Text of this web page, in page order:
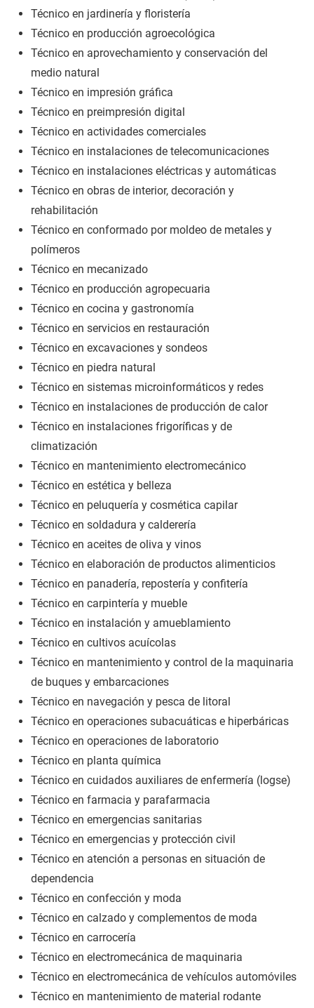
Técnico en jardinería y floristería
Técnico en producción agroecológica
Técnico en aprovechamiento y conservación del
medio natural
Técnico en impresión gráfica
Técnico en preimpresión digital
Técnico en actividades comerciales
Técnico en instalaciones de telecomunicaciones
Técnico en instalaciones eléctricas y automáticas
Técnico en obras de interior, decoración y
rehabilitación
Técnico en conformado por moldeo de metales y
polímeros
Técnico en mecanizado
Técnico en producción agropecuaria
Técnico en cocina y gastronomía
Técnico en servicios en restauración
Técnico en excavaciones y sondeos
Técnico en piedra natural
Técnico en sistemas microinformáticos y redes
Técnico en instalaciones de producción de calor
Técnico en instalaciones frigoríficas y de
climatización
Técnico en mantenimiento electromecánico
Técnico en estética y belleza
Técnico en peluquería y cosmética capilar
Técnico en soldadura y calderería
Técnico en aceites de oliva y vinos
Técnico en elaboración de productos alimenticios
Técnico en panadería, repostería y confitería
Técnico en carpintería y mueble
Técnico en instalación y amueblamiento
Técnico en cultivos acuícolas
Técnico en mantenimiento y control de la maquinaria
de buques y embarcaciones
Técnico en navegación y pesca de litoral
Técnico en operaciones subacuáticas e hiperbáricas
Técnico en operaciones de laboratorio
Técnico en planta química
Técnico en cuidados auxiliares de enfermería (logse)
Técnico en farmacia y parafarmacia
Técnico en emergencias sanitarias
Técnico en emergencias y protección civil
Técnico en atención a personas en situación de
dependencia
Técnico en confección y moda
Técnico en calzado y complementos de moda
Técnico en carrocería
Técnico en electromecánica de maquinaria
Técnico en electromecánica de vehículos automóviles
Técnico en mantenimiento de material rodante